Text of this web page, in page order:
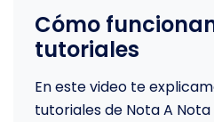
Cómo
tutoriales
En este video te
tutoriales de Nota A